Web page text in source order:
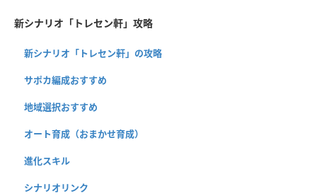
新シナリオ「トレセン軒」攻略
新シナリオ「トレセン軒」の攻略
サポカ編成おすすめ
地域選択おすすめ
オート育成（おまかせ育成）
進化スキル
シナリオリンク